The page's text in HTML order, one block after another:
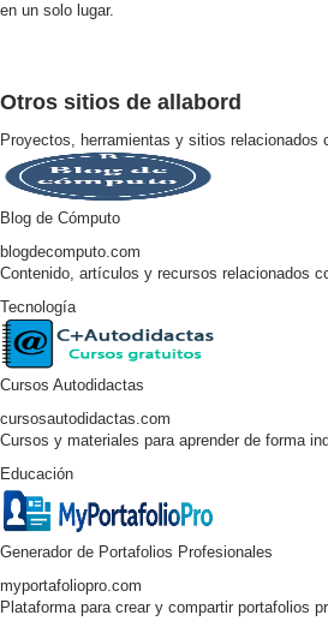
en un solo lugar.
Otros sitios de allabord
Proyectos, herramientas y sitios relacionados
Blog de Cómputo
blogdecomputo.com
Contenido, artículos y recursos relacionados
Tecnología
Cursos Autodidactas
cursosautodidactas.com
Cursos y materiales para aprender de forma
Educación
Generador de Portafolios Profesionales
myportafoliopro.com
Plataforma para crear y compartir portafolios